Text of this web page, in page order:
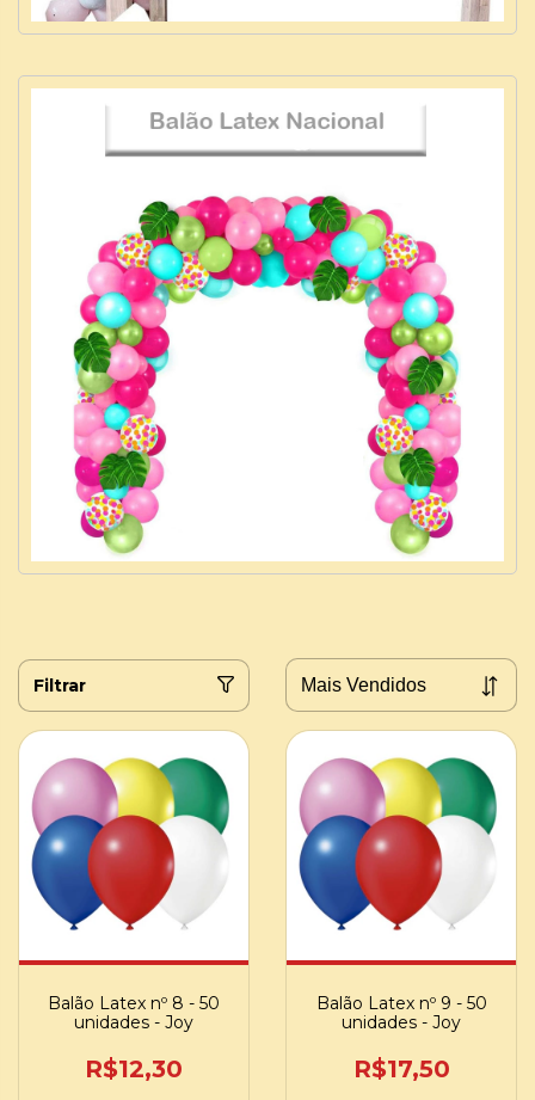
Filtrar
Balão Latex nº 8 - 50
unidades - Joy
R$12,30
Balão Latex nº 9 - 50
unidades - Joy
R$17,50